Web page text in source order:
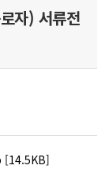
자) 서류전
[14.5KB]